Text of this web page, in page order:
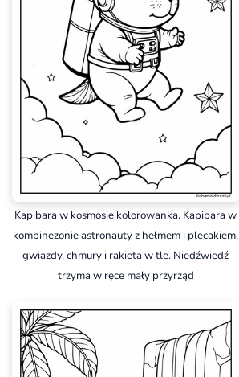
Kapibara w kosmosie kolorowanka. Kapibara w
kombinezonie astronauty z hełmem i plecakiem,
gwiazdy, chmury i rakieta w tle. Niedźwiedź
trzyma w ręce mały przyrząd